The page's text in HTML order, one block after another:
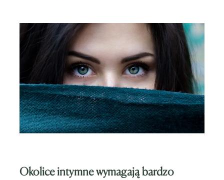
Okolice intymne wymagają bardzo